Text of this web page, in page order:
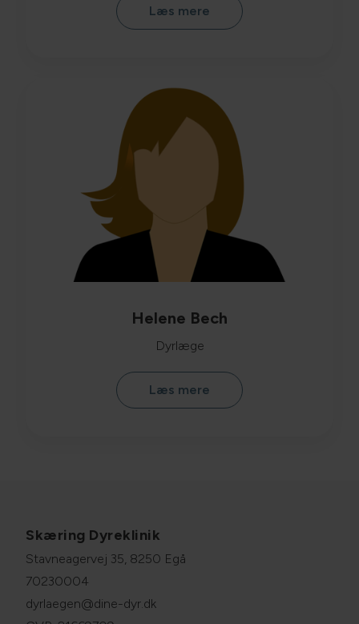
Læs mere
Helene Bech
Dyrlæge
Læs mere
Skæring Dyreklinik
Stavneagervej 35, 8250 Egå
70230004
dyrlaegen@dine-dyr.dk